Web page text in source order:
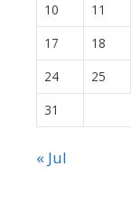
10
11
17
18
24
25
31
« Jul